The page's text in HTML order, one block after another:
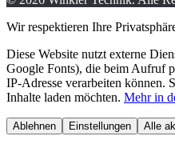
Wir respektieren Ihre
Diese Website nutzt externe
Google Fonts), die beim Aufruf
IP-Adresse verarbeiten können.
Inhalte laden möchten. Mehr in
Ablehnen Einstellungen Alle